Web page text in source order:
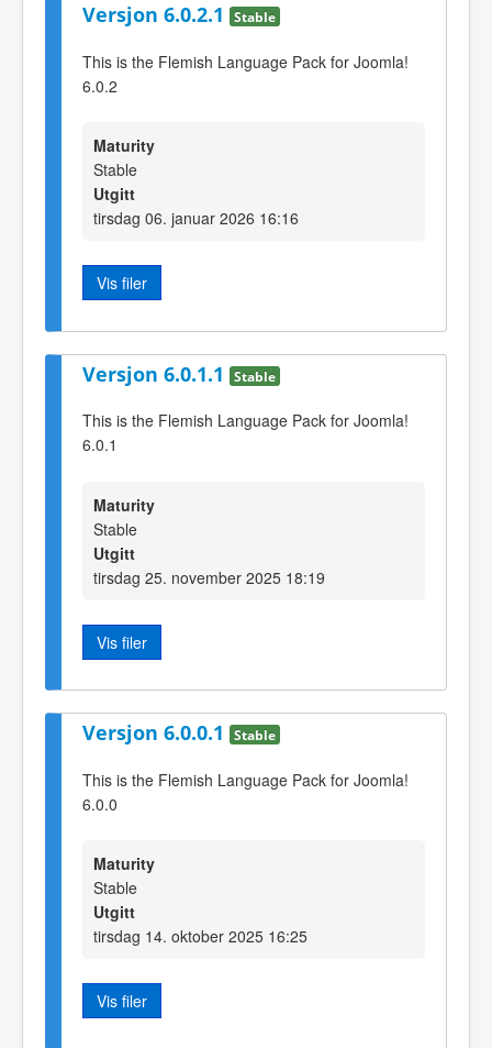
Versjon 6.0.2.1 Stable
This is the Flemish Language Pack for Joomla!
6.0.2
Maturity
Stable
Utgitt
tirsdag 06. januar 2026 16:16
Vis filer
Versjon 6.0.1.1 Stable
This is the Flemish Language Pack for Joomla!
6.0.1
Maturity
Stable
Utgitt
tirsdag 25. november 2025 18:19
Vis filer
Versjon 6.0.0.1 Stable
This is the Flemish Language Pack for Joomla!
6.0.0
Maturity
Stable
Utgitt
tirsdag 14. oktober 2025 16:25
Vis filer